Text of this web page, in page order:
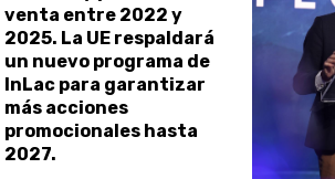
venta entre 2022 y
2025. La UE respaldar
un nuevo programa de
InLac para garantizar
más acciones
promocionales hasta
2027.